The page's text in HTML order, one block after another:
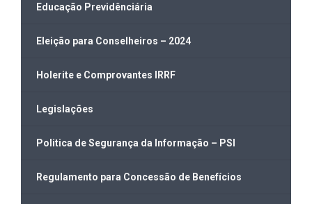
Educação Previdênciária
Eleição para Conselheiros – 2024
Holerite e Comprovantes IRRF
Legislações
Politica de Segurança da Informação – PSI
Regulamento para Concessão de Benefícios